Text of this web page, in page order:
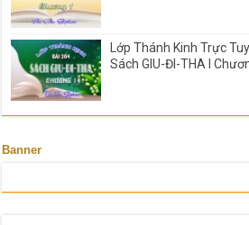
Lớp Thánh Kinh Trực
Sách GIU-ĐI-THA I
Banner